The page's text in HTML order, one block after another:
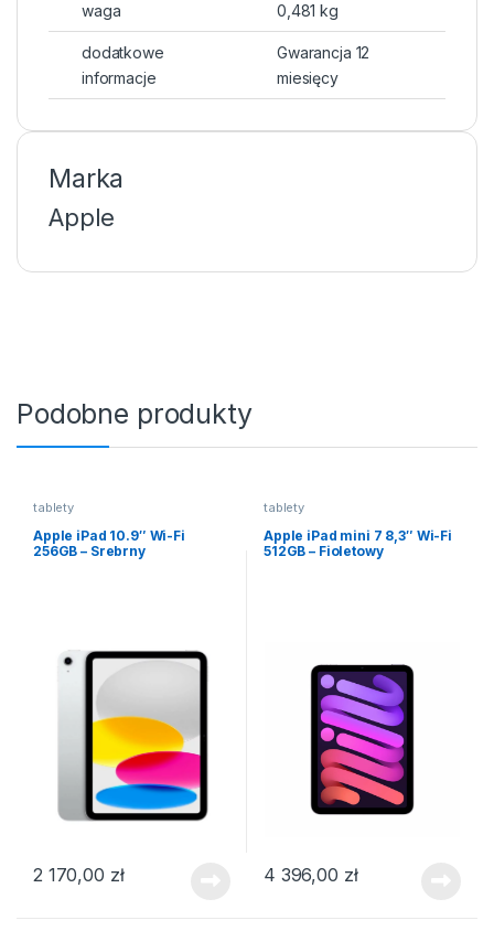
waga 0,481 kg
dodatkowe
informacje
Gwarancja 12
miesięcy
Marka
Apple
Podobne produkty
tablety
Apple iPad 10.9″ Wi-Fi
256GB – Srebrny
2 170,00 zł
tablety
Apple iPad mini 7 8,3″ Wi-Fi
512GB – Fioletowy
4 396,00 zł